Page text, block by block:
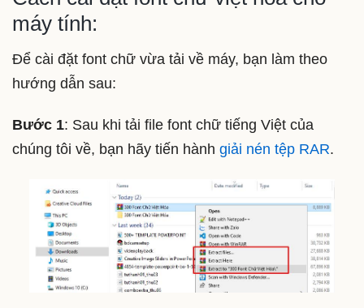
máy tính:
Để cài đặt font chữ vừa tải về máy, bạn làm theo
hướng dẫn sau:
Bước 1: Sau khi tải file font chữ tiếng Việt của
chúng tôi về, bạn hãy tiến hành giải nén tệp RAR.